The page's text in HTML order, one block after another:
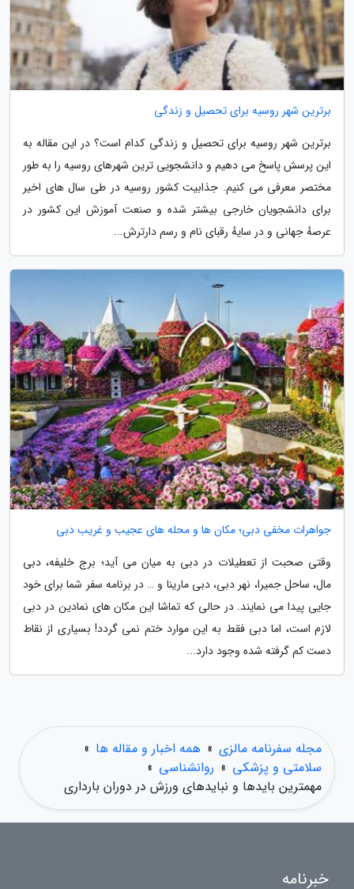
برترین شهر روسیه برای تحصیل و زندگی
برترین شهر روسیه برای تحصیل و زندگی کدام است؟ در این مقاله به
این پرسش پاسخ می دهیم و دانشجویی ترین شهرهای روسیه را به طور
مختصر معرفی می کنیم. جذابیت کشور روسیه در طی سال های اخیر
برای دانشجویان خارجی بیشتر شده و صنعت آموزش این کشور در
عرصهٔ جهانی و در سایهٔ رقبای نام و رسم دارترش...
جواهرات مخفی دبی؛ مکان ها و محله های عجیب و غریب دبی
وقتی صحبت از تعطیلات در دبی به میان می آید؛ برج خلیفه، دبی
مال، ساحل جمیرا، نهر دبی، دبی مارینا و … در برنامه سفر شما برای خود
جایی پیدا می نمایند. در حالی که تماشا این مکان های نمادین در دبی
لازم است، اما دبی فقط به این موارد ختم نمی گردد! بسیاری از نقاط
دست کم گرفته شده وجود دارد...
مجله سفرنامه مالزی » همه اخبار و مقاله ها »
سلامتی و پزشکی » روانشناسی »
مهمترین بایدها و نبایدهای ورزش در دوران بارداری
خبرنامه